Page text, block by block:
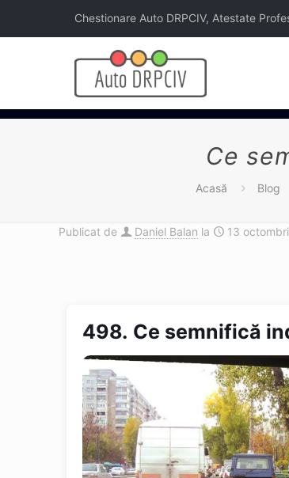
Chestionare Auto DRPCIV, Atestate
Ce
Acasă Blog
Publicat de Daniel Balan la 13
498. Ce semnifică